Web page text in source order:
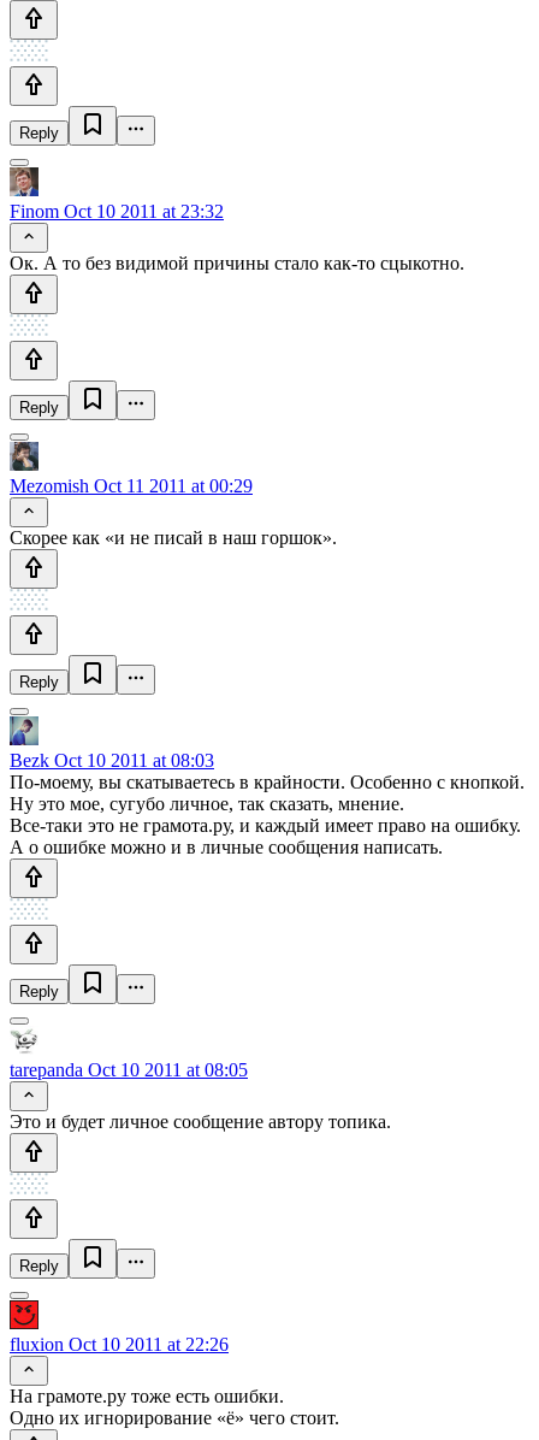
Reply
Finom Oct 10 2011 at 23:32
Ок. А то без видимой причины стало как-то сцыкотно.
Reply
Mezomish Oct 11 2011 at 00:29
Скорее как «и не писай в наш горшок».
Reply
Bezk Oct 10 2011 at 08:03
По-моему, вы скатываетесь в крайности. Особенно с кнопкой.
Ну это мое, сугубо личное, так сказать, мнение.
Все-таки это не грамота.ру, и каждый имеет право на ошибку.
А о ошибке можно и в личные сообщения написать.
Reply
tarepanda Oct 10 2011 at 08:05
Это и будет личное сообщение автору топика.
Reply
fluxion Oct 10 2011 at 22:26
На грамоте.ру тоже есть ошибки.
Одно их игнорирование «ё» чего стоит.